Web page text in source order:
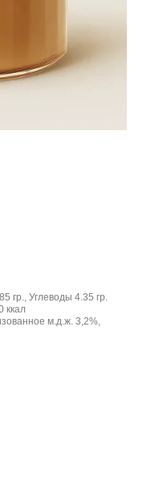
гр., Углеводы 4.35 гр.
ккал
м.д.ж. 3,2%,